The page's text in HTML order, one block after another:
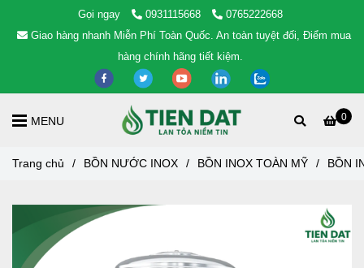
Gọi ngay 0931115668
0765222668
Giao hàng nhanh Miễn Phí Toàn Quốc. An toàn tuyệt đối, Điểm mua
hàng chính hãng tiết kiệm.
0
MENU
Trang chủ / BỒN NƯỚC INOX / BỒN INOX TOÀN MỸ / BỒN